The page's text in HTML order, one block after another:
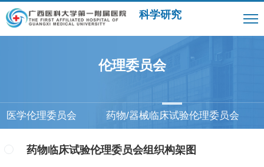
科学研究
伦理委员会
医学伦理委员会 药物/器械临床试验伦理委员会
药物临床试验伦理委员会组织构架图